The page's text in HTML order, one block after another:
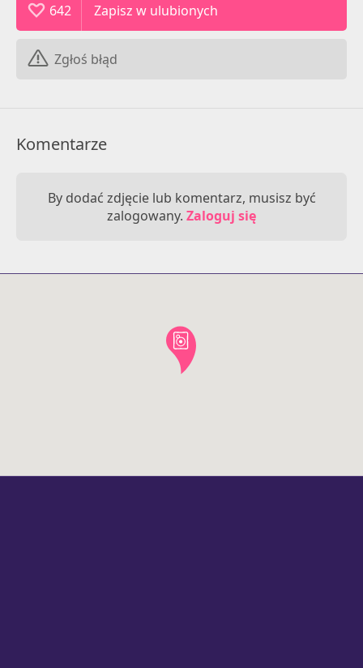
642
Zgłoś błąd
Komentarze
By dodać zdjęcie lub komentarz, musisz być
zalogowany. Zaloguj się